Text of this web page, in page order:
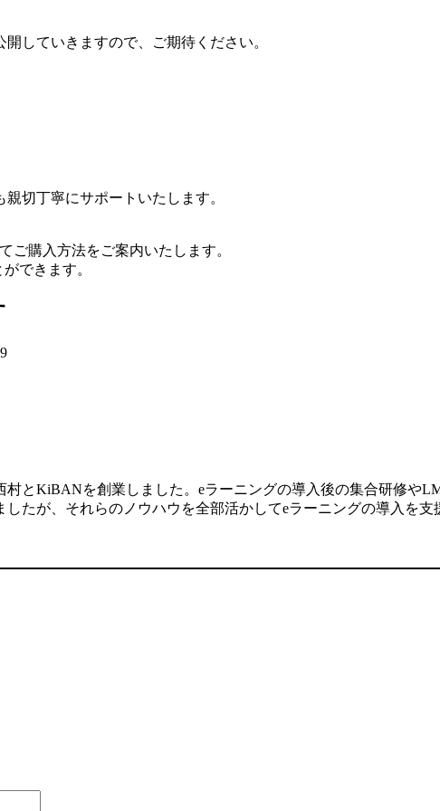
していきますので、ご期待ください。
切丁寧にサポートいたします。
ご購入方法をご案内いたします。
できます。
とKiBANを創業しました。eラーニングの導入後の集合研修や
たが、それらのノウハウを全部活かしてeラーニングの導入を支